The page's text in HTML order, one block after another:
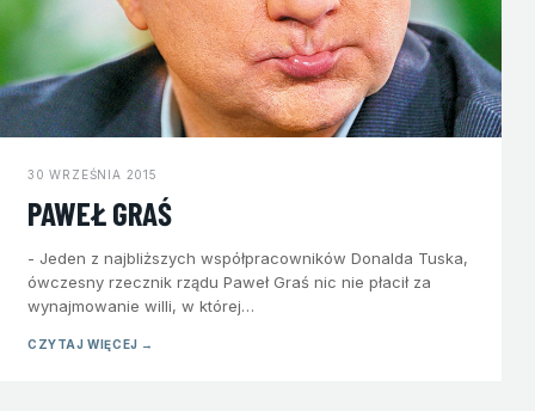
30 WRZEŚNIA 2015
PAWEŁ GRAŚ
- Jeden z najbliższych współpracowników Donalda Tuska,
ówczesny rzecznik rządu Paweł Graś nic nie płacił za
wynajmowanie willi, w której…
CZYTAJ WIĘCEJ →